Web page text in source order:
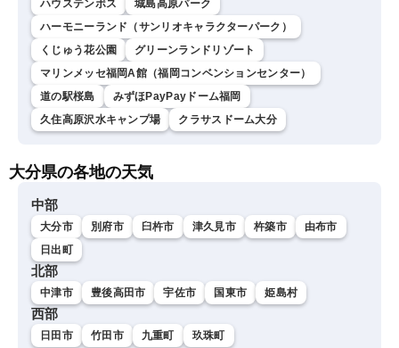
ハウステンボス
城島高原パーク
ハーモニーランド（サンリオキャラクターパーク）
くじゅう花公園
グリーンランドリゾート
マリンメッセ福岡A館（福岡コンベンションセンター）
道の駅桜島
みずほPayPayドーム福岡
久住高原沢水キャンプ場
クラサスドーム大分
大分県の各地の天気
中部
大分市 別府市 臼杵市 津久見市 杵築市
由布市
日出町
北部
中津市 豊後高田市 宇佐市 国東市 姫島村
西部
日田市 竹田市 九重町 玖珠町